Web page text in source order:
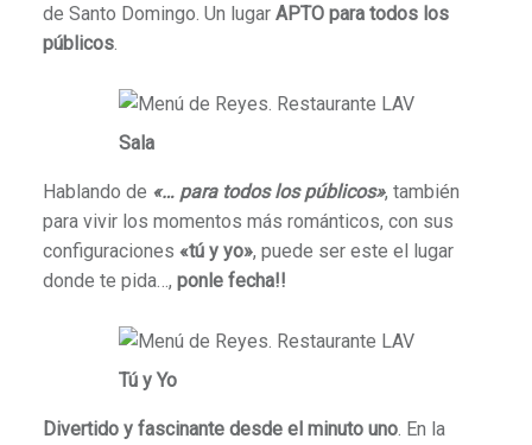
de Santo Domingo. Un lugar APTO para todos los
públicos.
Sala
Hablando de «… para todos los públicos», también
para vivir los momentos más románticos, con sus
configuraciones «tú y yo», puede ser este el lugar
donde te pida…, ponle fecha!!
Tú y Yo
Divertido y fascinante desde el minuto uno. En la